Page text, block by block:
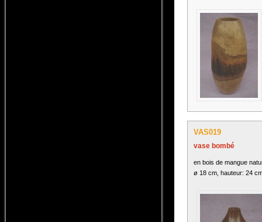
VAS019
vase bombé
en bois de mangue
ø 18 cm, hauteur: 24